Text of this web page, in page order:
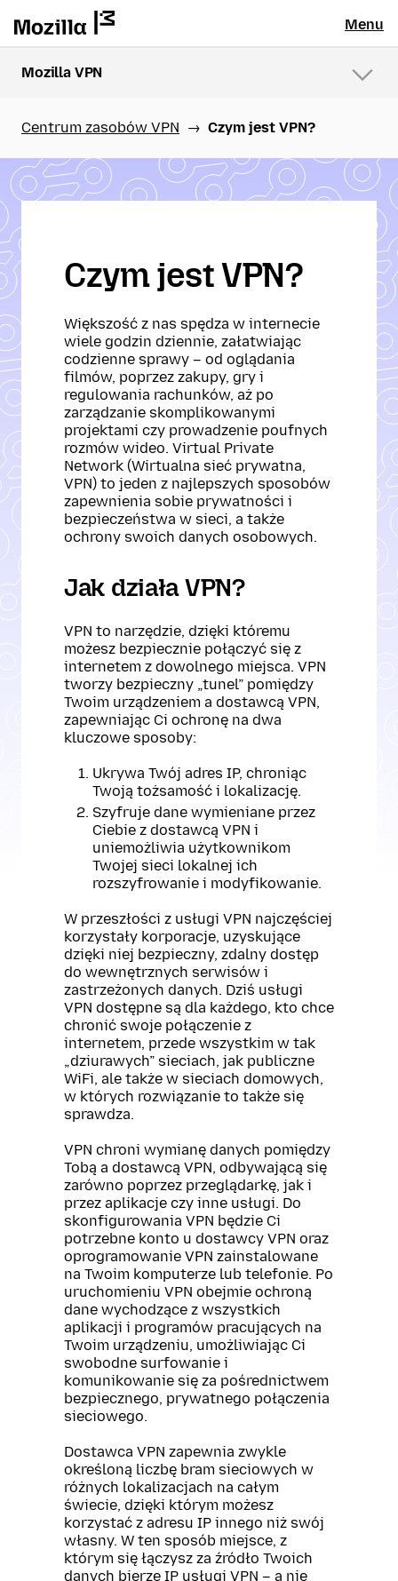
Menu
Mozilla VPN
Centrum zasobów VPN Czym jest VPN?
Czym jest VPN?
Większość z nas spędza w internecie
wiele godzin dziennie, załatwiając
codzienne sprawy – od oglądania
filmów, poprzez zakupy, gry i
regulowania rachunków, aż po
zarządzanie skomplikowanymi
projektami czy prowadzenie poufnych
rozmów wideo. Virtual Private
Network (Wirtualna sieć prywatna,
VPN) to jeden z najlepszych sposobów
zapewnienia sobie prywatności i
bezpieczeństwa w sieci, a także
ochrony swoich danych osobowych.
Jak działa VPN?
VPN to narzędzie, dzięki któremu
możesz bezpiecznie połączyć się z
internetem z dowolnego miejsca. VPN
tworzy bezpieczny „tunel” pomiędzy
Twoim urządzeniem a dostawcą VPN,
zapewniając Ci ochronę na dwa
kluczowe sposoby:
Ukrywa Twój adres IP, chroniąc
Twoją tożsamość i lokalizację.
Szyfruje dane wymieniane przez
Ciebie z dostawcą VPN i
uniemożliwia użytkownikom
Twojej sieci lokalnej ich
rozszyfrowanie i modyfikowanie.
W przeszłości z usługi VPN najczęściej
korzystały korporacje, uzyskujące
dzięki niej bezpieczny, zdalny dostęp
do wewnętrznych serwisów i
zastrzeżonych danych. Dziś usługi
VPN dostępne są dla każdego, kto chce
chronić swoje połączenie z
internetem, przede wszystkim w tak
„dziurawych” sieciach, jak publiczne
WiFi, ale także w sieciach domowych,
w których rozwiązanie to także się
sprawdza.
VPN chroni wymianę danych pomiędzy
Tobą a dostawcą VPN, odbywającą się
zarówno poprzez przeglądarkę, jak i
przez aplikacje czy inne usługi. Do
skonfigurowania VPN będzie Ci
potrzebne konto u dostawcy VPN oraz
oprogramowanie VPN zainstalowane
na Twoim komputerze lub telefonie. Po
uruchomieniu VPN obejmie ochroną
dane wychodzące z wszystkich
aplikacji i programów pracujących na
Twoim urządzeniu, umożliwiając Ci
swobodne surfowanie i
komunikowanie się za pośrednictwem
bezpiecznego, prywatnego połączenia
sieciowego.
Dostawca VPN zapewnia zwykle
określoną liczbę bram sieciowych w
różnych lokalizacjach na całym
świecie, dzięki którym możesz
korzystać z adresu IP innego niż swój
własny. W ten sposób miejsce, z
którym się łączysz za źródło Twoich
danych bierze IP usługi VPN – a nie